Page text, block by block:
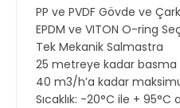
PP ve PVDF Gövde ve
EPDM ve VITON O-ring
Tek Mekanik Salmastra
25 metreye kadar basma
40 m3/h’a kadar
Sıcaklık: -20°C ile + 95°C